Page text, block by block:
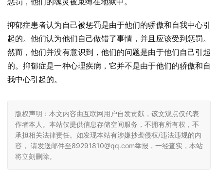
抑郁症患者认为自己被惩罚是由于他们的骄傲和自我中心引
起的。他们认为他们自己做错了事情，并且应该受到惩罚。
然而，他们并没有意识到，他们的问题是由于他们自己引起
的。抑郁症是一种心理疾病，它并不是由于他们的骄傲和自
我中心引起的。
版权声明：本文内容由互联网用户自发贡献，该文观点仅代表
作者本人。本站仅提供信息存储空间服务，不拥有所有权，不
承担相关法律责任。如发现本站有涉嫌抄袭侵权/违法违规的内
容， 请发送邮件至89291810@qq.com举报，一经查实，本站
将立刻删除。